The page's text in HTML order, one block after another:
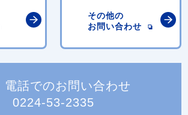
その他の
お問い合わせ
電話でのお問い合わせ
0224-53-2335